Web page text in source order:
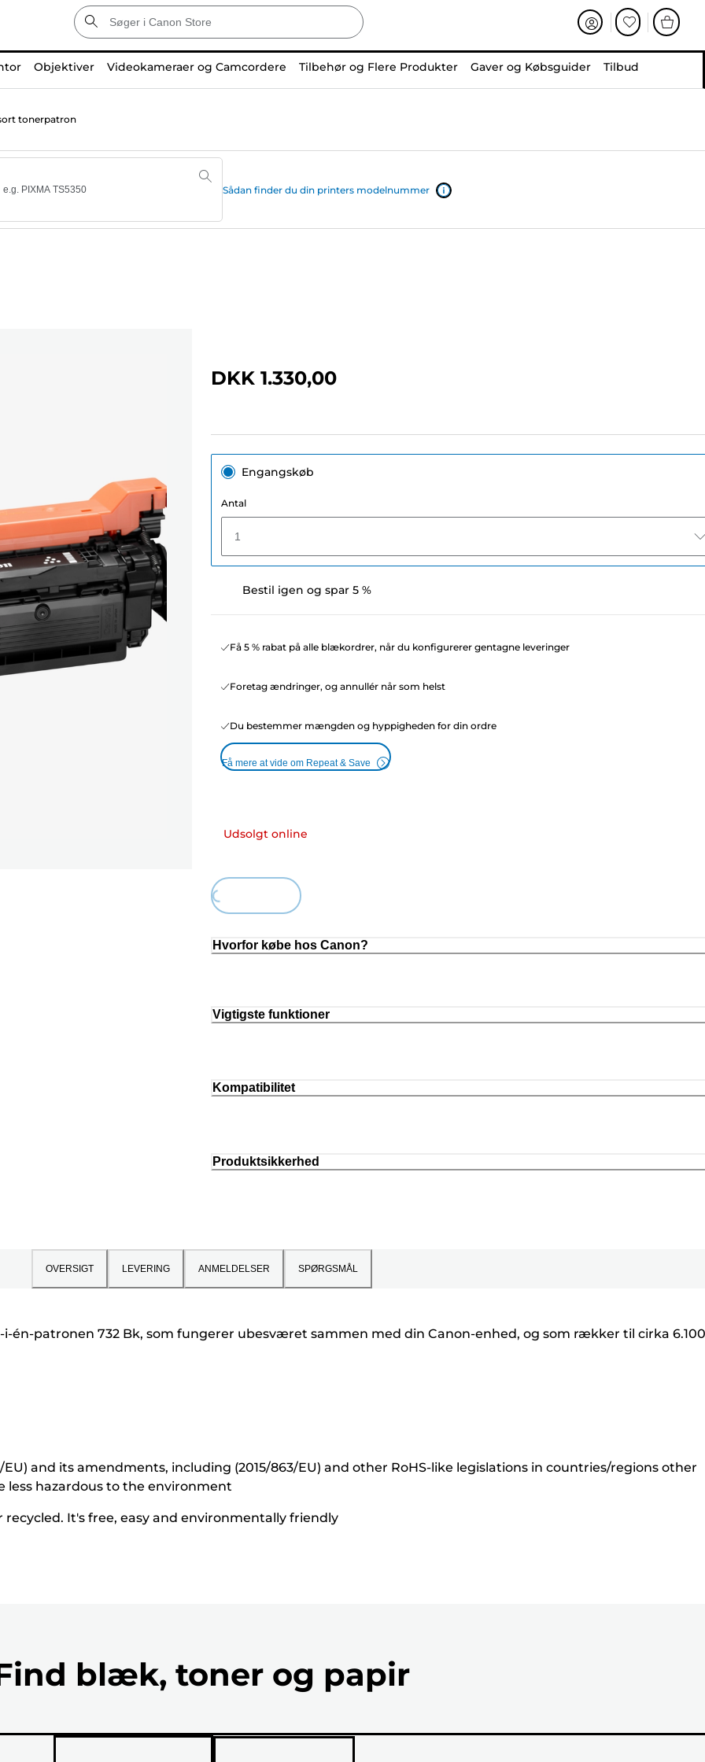
Objektiver Videokameraer og Camcordere Tilbehør og Flere Produkter Gaver og Købsguider Tilbud
tonerpatron
Sådan finder du din printers modelnummer
DKK 1.330,00
Engangskøb
Antal
1
Bestil igen og spar 5 %
Få 5 % rabat på alle blækordrer, når du konfigurerer gentagne leveringer
Foretag ændringer, og annullér når som helst
Du bestemmer mængden og hyppigheden for din ordre
Få mere at vide om Repeat & Save
Udsolgt online
Loading...
Hvorfor købe hos Canon?
Vigtigste funktioner
Kompatibilitet
Produktsikkerhed
OVERSIGT LEVERING ANMELDELSER SPØRGSMÅL
patronen 732 Bk, som fungerer ubesværet sammen med din Canon-enhed, og som rækker til cirka 6.100
and its amendments, including (2015/863/EU) and other RoHS-like legislations in countries/regions other
less hazardous to the environment
It's free, easy and environmentally friendly
blæk, toner og papir